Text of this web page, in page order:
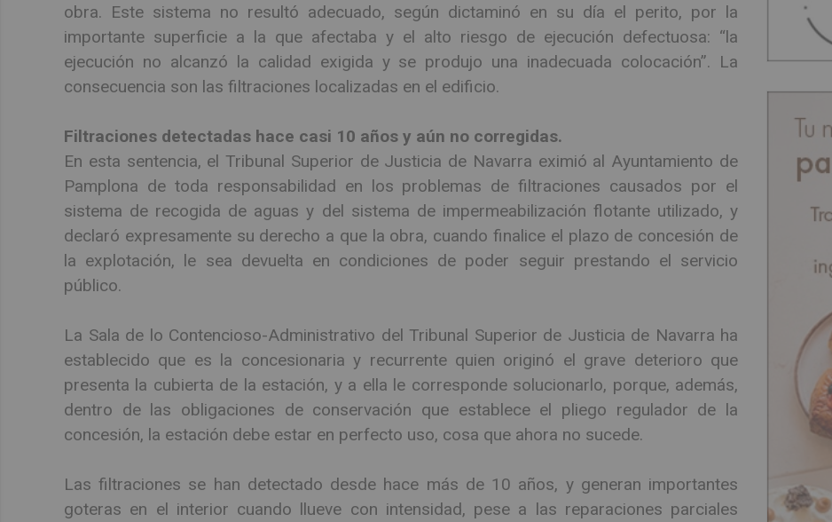
obra. Este sistema no resultó adecuado, según dictaminó en su día el perito, por la
importante superficie a la que afectaba y el alto riesgo de ejecución defectuosa: “la
ejecución no alcanzó la calidad exigida y se produjo una inadecuada colocación”. La
consecuencia son las filtraciones localizadas en el edificio.
Filtraciones detectadas hace casi 10 años y aún no corregidas.
En esta sentencia, el Tribunal Superior de Justicia de Navarra eximió al Ayuntamiento de
Pamplona de toda responsabilidad en los problemas de filtraciones causados por el
sistema de recogida de aguas y del sistema de impermeabilización flotante utilizado, y
declaró expresamente su derecho a que la obra, cuando finalice el plazo de concesión de
la explotación, le sea devuelta en condiciones de poder seguir prestando el servicio
público.
La Sala de lo Contencioso-Administrativo del Tribunal Superior de Justicia de Navarra ha
establecido que es la concesionaria y recurrente quien originó el grave deterioro que
presenta la cubierta de la estación, y a ella le corresponde solucionarlo, porque, además,
dentro de las obligaciones de conservación que establece el pliego regulador de la
concesión, la estación debe estar en perfecto uso, cosa que ahora no sucede.
Las filtraciones se han detectado desde hace más de 10 años, y generan importantes
goteras en el interior cuando llueve con intensidad, pese a las reparaciones parciales